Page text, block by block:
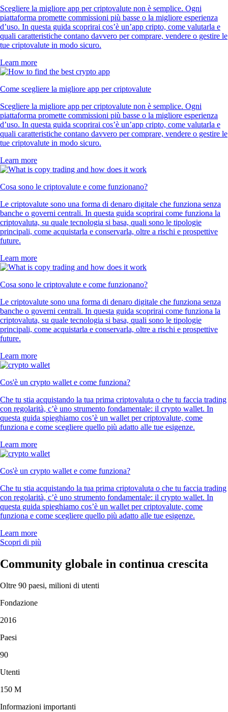
Scegliere la migliore app per criptovalute non è semplice. Ogni
piattaforma promette commissioni più basse o la migliore esperienza
d’uso. In questa guida scoprirai cos’è un’app cripto, come valutarla e
quali caratteristiche contano davvero per comprare, vendere o gestire le
tue criptovalute in modo sicuro.
Learn more
Come scegliere la migliore app per criptovalute
Scegliere la migliore app per criptovalute non è semplice. Ogni
piattaforma promette commissioni più basse o la migliore esperienza
d’uso. In questa guida scoprirai cos’è un’app cripto, come valutarla e
quali caratteristiche contano davvero per comprare, vendere o gestire le
tue criptovalute in modo sicuro.
Learn more
Cosa sono le criptovalute e come funzionano?
Le criptovalute sono una forma di denaro digitale che funziona senza
banche o governi centrali. In questa guida scoprirai come funziona la
criptovaluta, su quale tecnologia si basa, quali sono le tipologie
principali, come acquistarla e conservarla, oltre a rischi e prospettive
future.
Learn more
Cosa sono le criptovalute e come funzionano?
Le criptovalute sono una forma di denaro digitale che funziona senza
banche o governi centrali. In questa guida scoprirai come funziona la
criptovaluta, su quale tecnologia si basa, quali sono le tipologie
principali, come acquistarla e conservarla, oltre a rischi e prospettive
future.
Learn more
Cos'è un crypto wallet e come funziona?
Che tu stia acquistando la tua prima criptovaluta o che tu faccia trading
con regolarità, c’è uno strumento fondamentale: il crypto wallet. In
questa guida spieghiamo cos’è un wallet per criptovalute, come
funziona e come scegliere quello più adatto alle tue esigenze.
Learn more
Cos'è un crypto wallet e come funziona?
Che tu stia acquistando la tua prima criptovaluta o che tu faccia trading
con regolarità, c’è uno strumento fondamentale: il crypto wallet. In
questa guida spieghiamo cos’è un wallet per criptovalute, come
funziona e come scegliere quello più adatto alle tue esigenze.
Learn more
Scopri di più
Community globale in continua crescita
Oltre 90 paesi, milioni di utenti
Fondazione
2016
Paesi
90
Utenti
150 M
Informazioni importanti